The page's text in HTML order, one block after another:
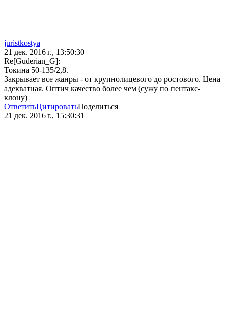
juristkostya
21 дек. 2016 г., 13:50:30
Re[Guderian_G]:
Токина 50-135/2,8.
Закрывает все жанры - от крупнолицевого до ростового. Цена
адекватная. Оптич качество более чем (сужу по пентакс-
клону)
ОтветитьЦитироватьПоделиться
21 дек. 2016 г., 15:30:31